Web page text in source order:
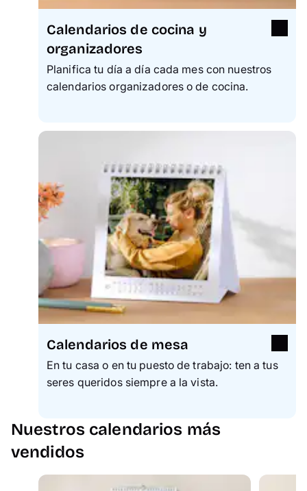
Calendarios de cocina y
organizadores
Planifica tu día a día cada mes con nuestros
calendarios organizadores o de cocina.
Calendarios de mesa
En tu casa o en tu puesto de trabajo: ten a tus
seres queridos siempre a la vista.
Nuestros calendarios más
vendidos